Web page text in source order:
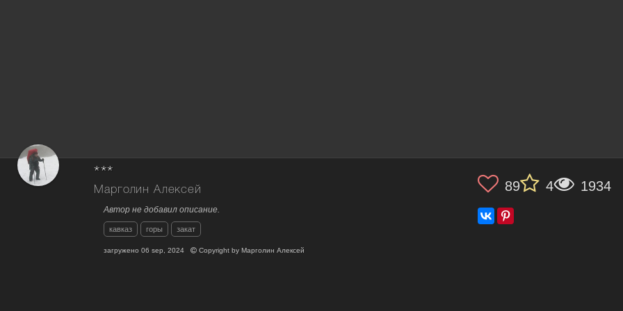
***
Марголин Алексей
Автор не добавил описание.
кавказ горы закат
загружено06 sep, 2024 Copyright byМарголин Алексей
89 4 1934